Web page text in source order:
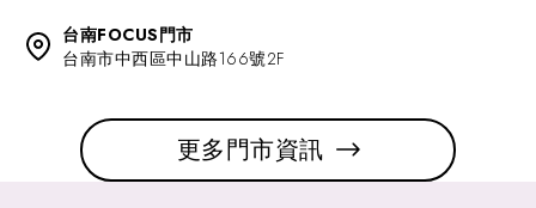
台南FOCUS門市
台南市中西區中山路166號2F
更多門市資訊